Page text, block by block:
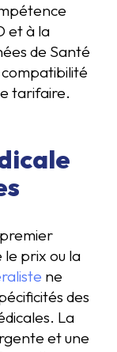
et à la
de Santé
tarifaire.
prix ou la
ne
des
La
et une